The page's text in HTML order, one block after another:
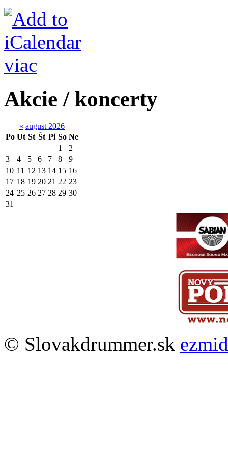
viac
Akcie / koncerty
« august 2026
Po Ut St Št Pi So Ne
1
2
3
4 5 6 7 8
9
10 11 12 13 14 15 16
17 18 19 20 21 22 23
24 25 26 27 28 29 30
31
© Slovakdrummer.sk